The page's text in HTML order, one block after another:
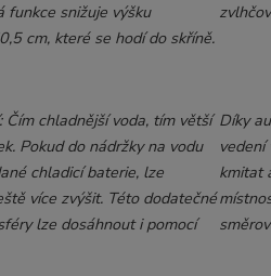
funkce snižuje výšku
cm, které se hodí do skříně.
Čím chladnější voda, tím větší
Pokud do nádržky na vodu
chladicí baterie, lze
více zvýšit. Této dodatečné
lze dosáhnout i pomocí
Díky
vedení
kmitat